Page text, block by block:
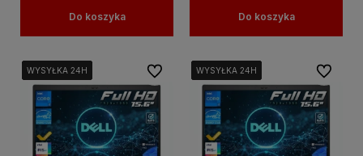
Do koszyka Do koszyka
WYSYŁKA 24H
WYSYŁKA 24H
WYSYŁKA 24H
WYSYŁKA 24H
WYSYŁKA 24H
WYSYŁKA 24H Do ulubionychWYSYŁKA 24H
WYSYŁKA 24H
WYSYŁKA 24H
WYSYŁKA 24H
WYSYŁKA 24H
WYSYŁKA 24H Do